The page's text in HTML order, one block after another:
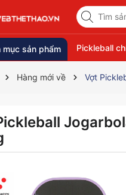
mục sản phẩm Pickleball
Hàng mới về Vợt